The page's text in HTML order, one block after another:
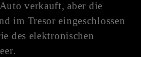
verkauft, aber die
im Tresor eingeschlossen
des elektronischen